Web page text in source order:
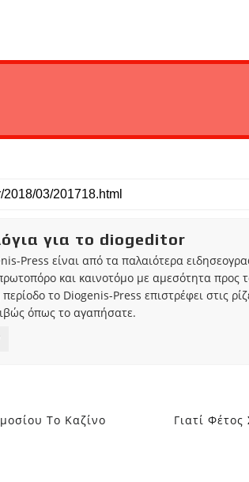
για το diogeditor
Press είναι από τα παλαιότερα
και καινοτόμο με αμεσότητα
το Diogenis-Press επιστρέφει στις
όπως το αγαπήσατε.
Το Καζίνο
Γιατί